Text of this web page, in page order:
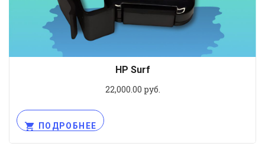
HP Surf
22,000.00 руб.
ПОДРОБНЕЕ